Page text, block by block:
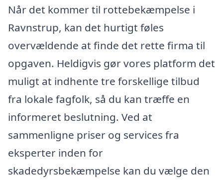
Når det kommer til rottebekæmpelse i
Ravnstrup, kan det hurtigt føles
overvældende at finde det rette firma til
opgaven. Heldigvis gør vores platform det
muligt at indhente tre forskellige tilbud
fra lokale fagfolk, så du kan træffe en
informeret beslutning. Ved at
sammenligne priser og services fra
eksperter inden for
skadedyrsbekæmpelse kan du vælge den